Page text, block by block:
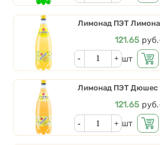
Лимонад ПЭТ
Цена
121.65 руб.
Кол-во
шт
Лимонад ПЭТ Дюшес
Цена
121.65 руб.
Кол-во
шт